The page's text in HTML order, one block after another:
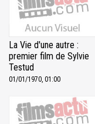
La Vie d'une autre :
premier film de Sylvie
Testud
01/01/1970, 01:00